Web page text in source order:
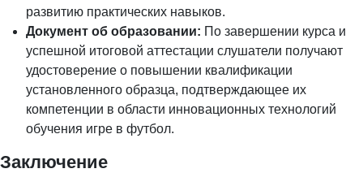
развитию практических навыков.
Документ об образовании: По завершении курса и
успешной итоговой аттестации слушатели получают
удостоверение о повышении квалификации
установленного образца, подтверждающее их
компетенции в области инновационных технологий
обучения игре в футбол.
Заключение